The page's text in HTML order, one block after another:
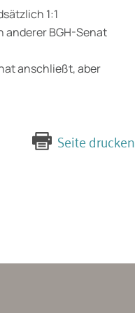
1:1
anderer BGH-Senat
anschließt, aber
Seite drucken